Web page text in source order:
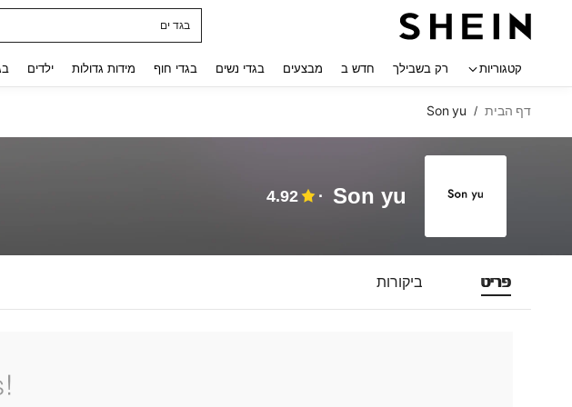
בגד ים
קטגוריות רק בשבילך חדש ב מבצעים בגדי נשים בגדי חוף מידות גדולות ילדים
דף הבית /
Son yu
Son yu
4.92
פריט ביקורות